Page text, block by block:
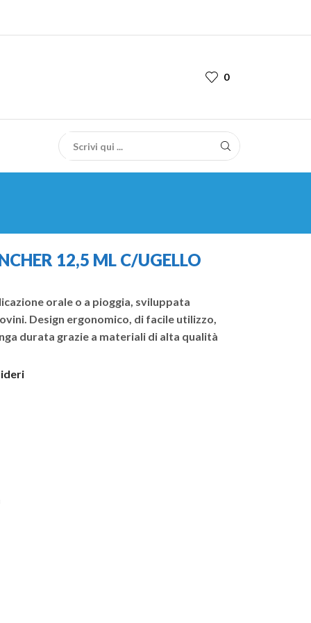
0
12,5 ML C/UGELLO
orale o a pioggia, sviluppata
Design ergonomico, di facile utilizzo,
durata grazie a materiali di alta qualità